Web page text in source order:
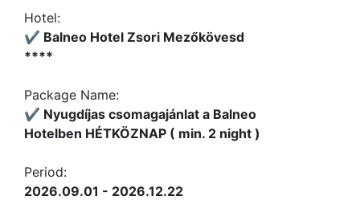
Hotel:
✔️ Balneo Hotel Zsori Mezőkövesd
****
Package Name:
✔️ Nyugdíjas csomagajánlat a Balneo
Hotelben HÉTKÖZNAP ( min. 2 night )
Period:
2026.09.01 - 2026.12.22